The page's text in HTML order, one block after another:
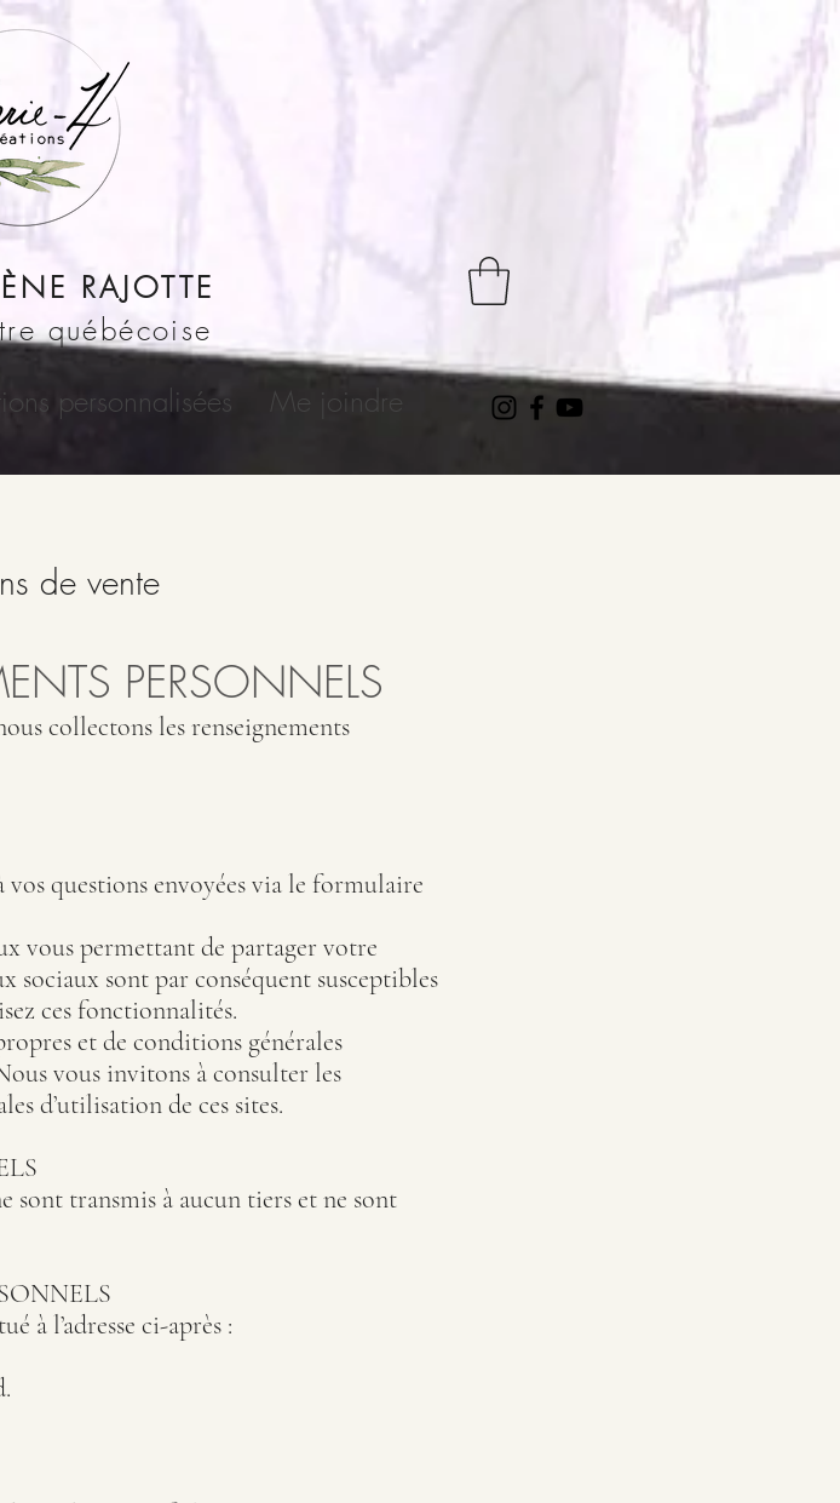
RAJOTTE
québécoise
personnalisées Me joindre
de vente
PERSONNELS
collectons les renseignements
questions envoyées via le formulaire
vous permettant de partager votre
sociaux sont par conséquent susceptibles
ces fonctionnalités.
et de conditions générales
vous invitons à consulter les
d’utilisation de ces sites.
sont transmis à aucun tiers et ne sont
à l’adresse ci-après :